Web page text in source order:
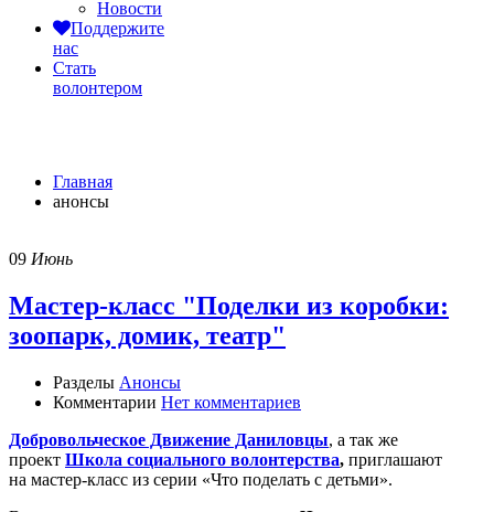
Новости
Поддержите
нас
Стать
волонтером
Главная
анонсы
09 Июнь
Мастер-класс "Поделки из коробки:
зоопарк, домик, театр"
Разделы Анонсы
Комментарии Нет комментариев
Добровольческое Движение Даниловцы, а так же
проект Школа социального волонтерства, приглашают
на мастер-класс из серии «Что поделать с детьми».